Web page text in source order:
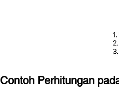
Contoh Perhitungan